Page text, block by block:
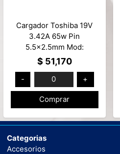
Cargador Toshiba 19V
3.42A 65w Pin
5.5x2.5mm Mod:
PA3467U-1ACA
$ 51,170
- 0 +
Comprar
Categorias
Accesorios